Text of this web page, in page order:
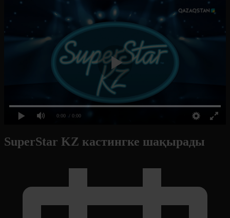
0:00 / 0:00
SuperStar KZ кастингке шақырады